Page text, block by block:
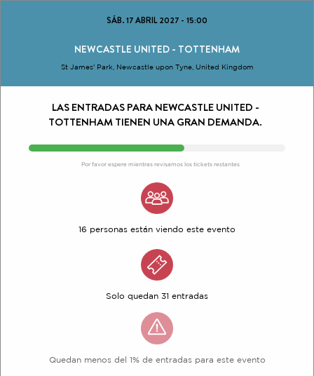
SÁB. 17 ABRIL 2027 - 15:00
NEWCASTLE UNITED - TOTTENHAM
St James' Park, Newcastle upon Tyne, United Kingdom
LAS ENTRADAS PARA NEWCASTLE UNITED -
TOTTENHAM TIENEN UNA GRAN DEMANDA.
Por favor espere mientras revisamos los tickets restantes
16 personas están viendo este evento
Solo quedan 31 entradas
Quedan menos del 1% de entradas para este evento